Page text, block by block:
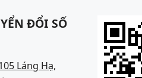
ĐỔI SỐ
Láng Hạ,